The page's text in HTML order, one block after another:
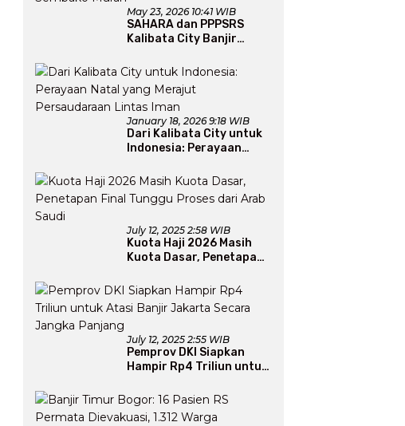
May 23, 2026 10:41 WIB
SAHARA dan PPPSRS
Kalibata City Banjir
Bazaar Sembako Murah
January 18, 2026 9:18 WIB
Dari Kalibata City untuk
Indonesia: Perayaan
Persaudaraan Lintas
Iman
July 12, 2025 2:58 WIB
Kuota Haji 2026 Masih
Kuota Dasar, Penetapan
Arab Saudi
July 12, 2025 2:55 WIB
Pemprov DKI Siapkan
Hampir Rp4 Triliun untuk
Secara Jangka Panjang